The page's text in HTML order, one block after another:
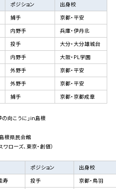
ポジション 出身校
捕手
京都・平安
内野手 兵庫・伊丹北
投手
大分・大分雄城台
内野手
大阪・PL学園
外野手
京都・平安
外野手
京都・平安
捕手 京都・京都成章
向こうに」in島根
根県民会館
ローズ、東京・創価）
ポジション 出身校
寿 投手
京都・鳥羽